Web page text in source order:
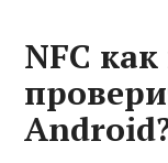
NFC